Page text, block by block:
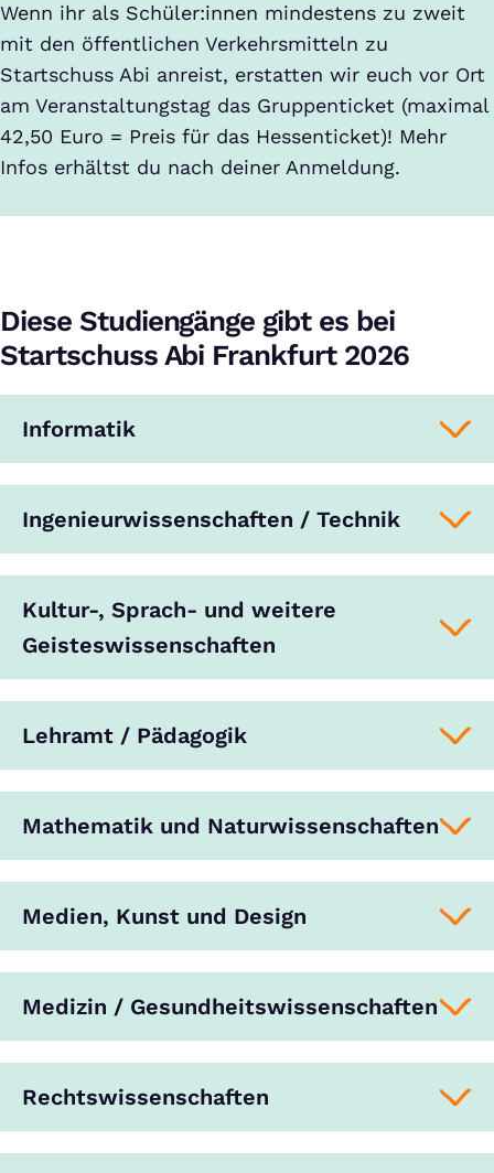
Wenn ihr als Schüler:innen mindestens zu zweit
mit den öffentlichen Verkehrsmitteln zu
Startschuss Abi anreist, erstatten wir euch vor Ort
am Veranstaltungstag das Gruppenticket (maximal
42,50 Euro = Preis für das Hessenticket)! Mehr
Infos erhältst du nach deiner Anmeldung.
Diese Studiengänge gibt es bei
Startschuss Abi Frankfurt 2026
Informatik
Ingenieurwissenschaften / Technik
Kultur-, Sprach- und weitere
Geisteswissenschaften
Lehramt / Pädagogik
Mathematik und Naturwissenschaften
Medien, Kunst und Design
Medizin / Gesundheitswissenschaften
Rechtswissenschaften